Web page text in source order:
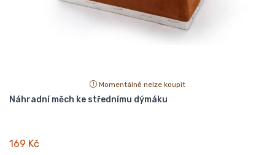
Momentálně nelze koupit
Náhradní měch ke střednímu dýmáku
169 Kč